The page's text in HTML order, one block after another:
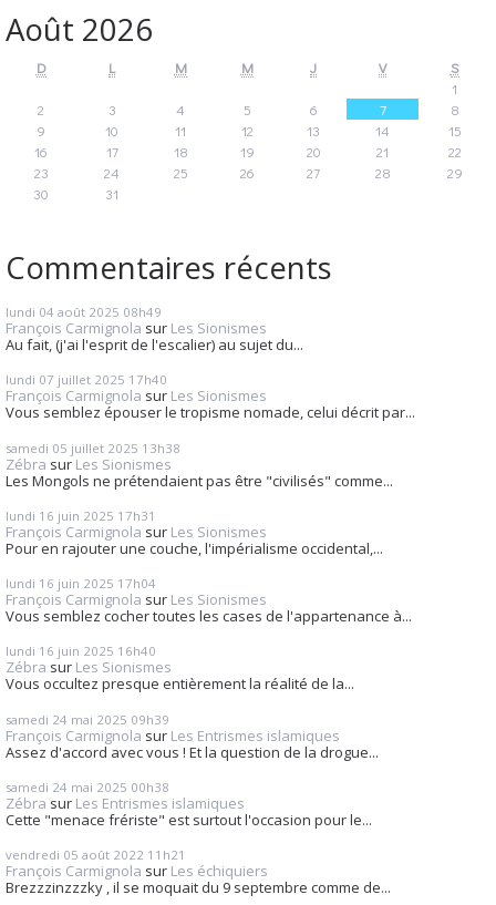
Août 2026
D L M M J V
S
1
2
3 4 5 6 7
8
9
10 11 12 13 14
15
16
17 18 19 20 21
22
23
24 25 26 27 28
29
30
31
Commentaires récents
lundi 04 août 2025 08h49
François Carmignola sur Les Sionismes
Au fait, (j'ai l'esprit de l'escalier) au sujet du...
lundi 07 juillet 2025 17h40
François Carmignola sur Les Sionismes
Vous semblez épouser le tropisme nomade, celui décrit par...
samedi 05 juillet 2025 13h38
Zébra sur Les Sionismes
Les Mongols ne prétendaient pas être "civilisés" comme...
lundi 16 juin 2025 17h31
François Carmignola sur Les Sionismes
Pour en rajouter une couche, l'impérialisme occidental,...
lundi 16 juin 2025 17h04
François Carmignola sur Les Sionismes
Vous semblez cocher toutes les cases de l'appartenance à...
lundi 16 juin 2025 16h40
Zébra sur Les Sionismes
Vous occultez presque entièrement la réalité de la...
samedi 24 mai 2025 09h39
François Carmignola sur Les Entrismes islamiques
Assez d'accord avec vous ! Et la question de la drogue...
samedi 24 mai 2025 00h38
Zébra sur Les Entrismes islamiques
Cette "menace frériste" est surtout l'occasion pour le...
vendredi 05 août 2022 11h21
François Carmignola sur Les échiquiers
Brezzzinzzzky , il se moquait du 9 septembre comme de...